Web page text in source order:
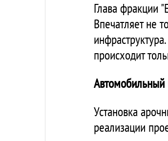
Глава фракции
Впечатляет не
происходит
Автомобильный
Установка
реализации